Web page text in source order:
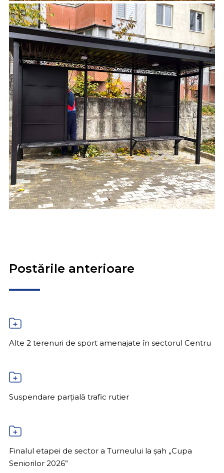
Postările anterioare
Alte 2 terenuri de sport amenajate în sectorul Centru
Suspendare parțială trafic rutier
Finalul etapei de sector a Turneului la șah „Cupa
Seniorilor 2026”